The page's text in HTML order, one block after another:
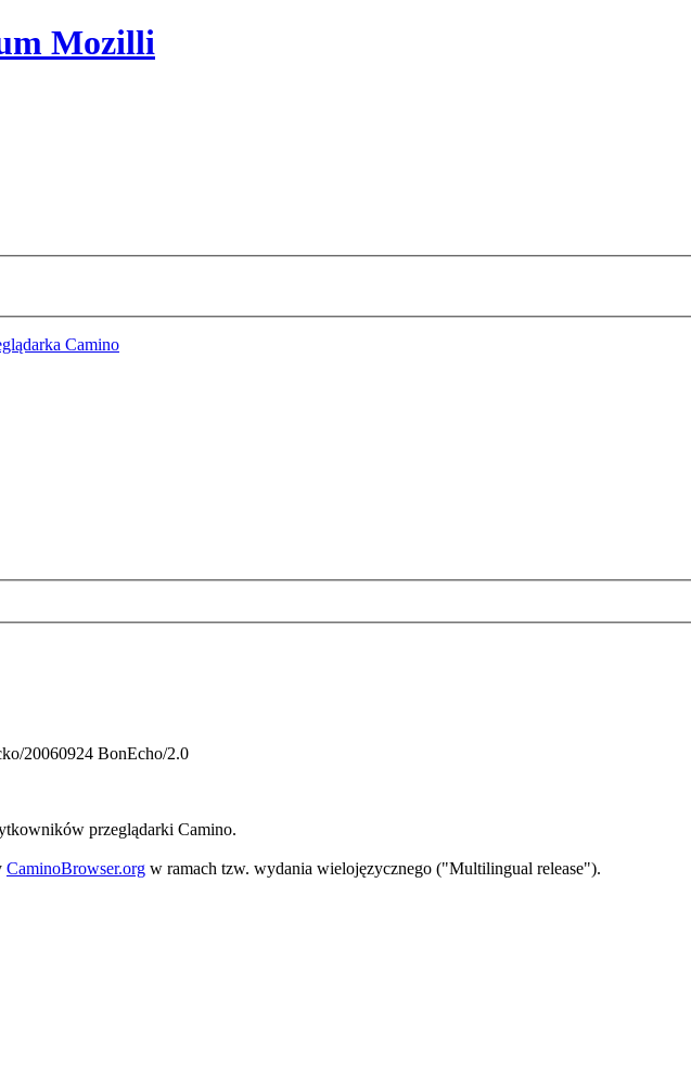
Mozilli
Camino
20060924 BonEcho/2.0
przeglądarki Camino.
CaminoBrowser.org w ramach tzw. wydania wielojęzycznego ("Multilingual release").